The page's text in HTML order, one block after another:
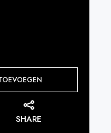
SHARE